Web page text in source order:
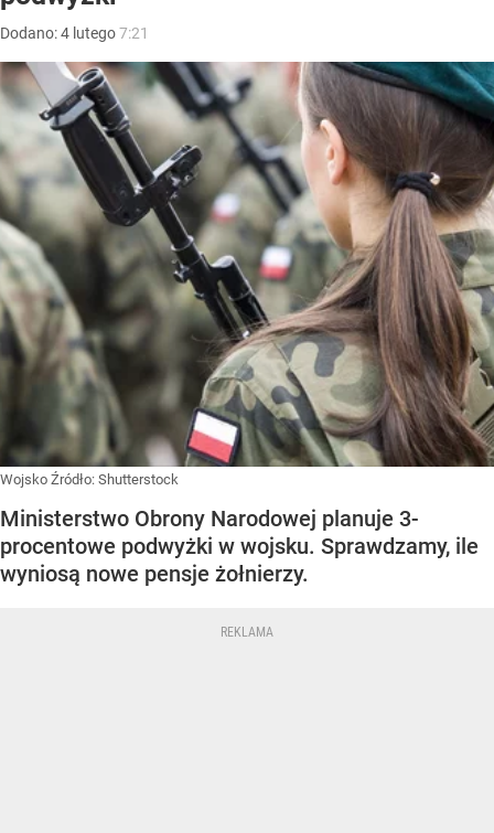
Dodano:4 lutego7:21
Wojsko Źródło: Shutterstock
Ministerstwo Obrony Narodowej planuje 3-
procentowe podwyżki w wojsku. Sprawdzamy, ile
wyniosą nowe pensje żołnierzy.